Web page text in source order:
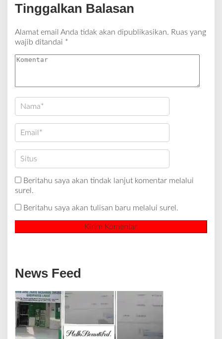
Tinggalkan Balasan
Alamat email Anda tidak akan dipublikasikan. Ruas yang
wajib ditandai *
Beritahu saya akan tindak lanjut komentar melalui
surel.
Beritahu saya akan tulisan baru melalui surel.
News Feed